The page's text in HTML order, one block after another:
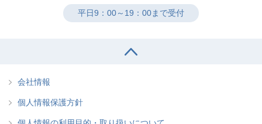
平日9：00～19：00まで受付
会社情報
個人情報保護方針